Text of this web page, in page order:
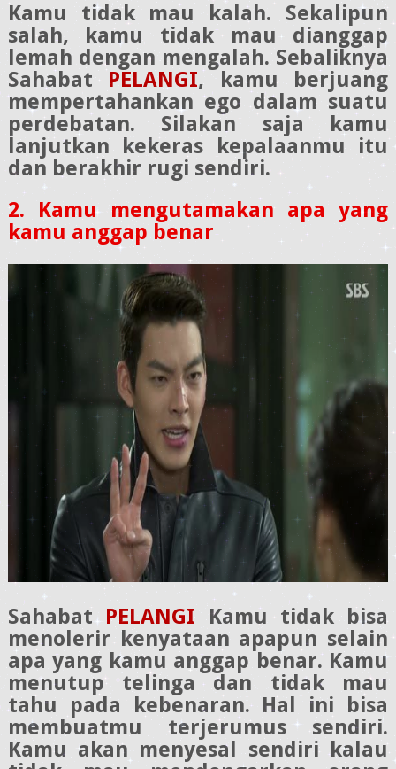
Kamu tidak mau kalah. Sekalipun
salah, kamu tidak mau dianggap
lemah dengan mengalah. Sebaliknya
Sahabat PELANGI, kamu berjuang
mempertahankan ego dalam suatu
perdebatan. Silakan saja kamu
lanjutkan kekeras kepalaanmu itu
dan berakhir rugi sendiri.
2. Kamu mengutamakan apa yang
kamu anggap benar
Sahabat PELANGI Kamu tidak bisa
menolerir kenyataan apapun selain
apa yang kamu anggap benar. Kamu
menutup telinga dan tidak mau
tahu pada kebenaran. Hal ini bisa
membuatmu terjerumus sendiri.
Kamu akan menyesal sendiri kalau